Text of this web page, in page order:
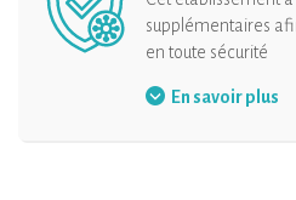
supplémentaires
en toute sécurité
Port du masque
En savoir plus